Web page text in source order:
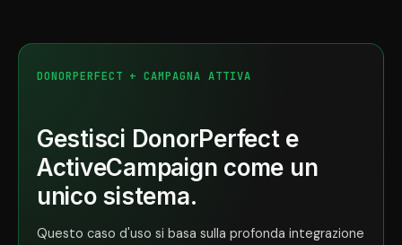
DONORPERFECT + CAMPAGNA ATTIVA
Gestisci DonorPerfect e
ActiveCampaign come un
unico sistema.
Questo caso d'uso si basa sulla profonda integrazione